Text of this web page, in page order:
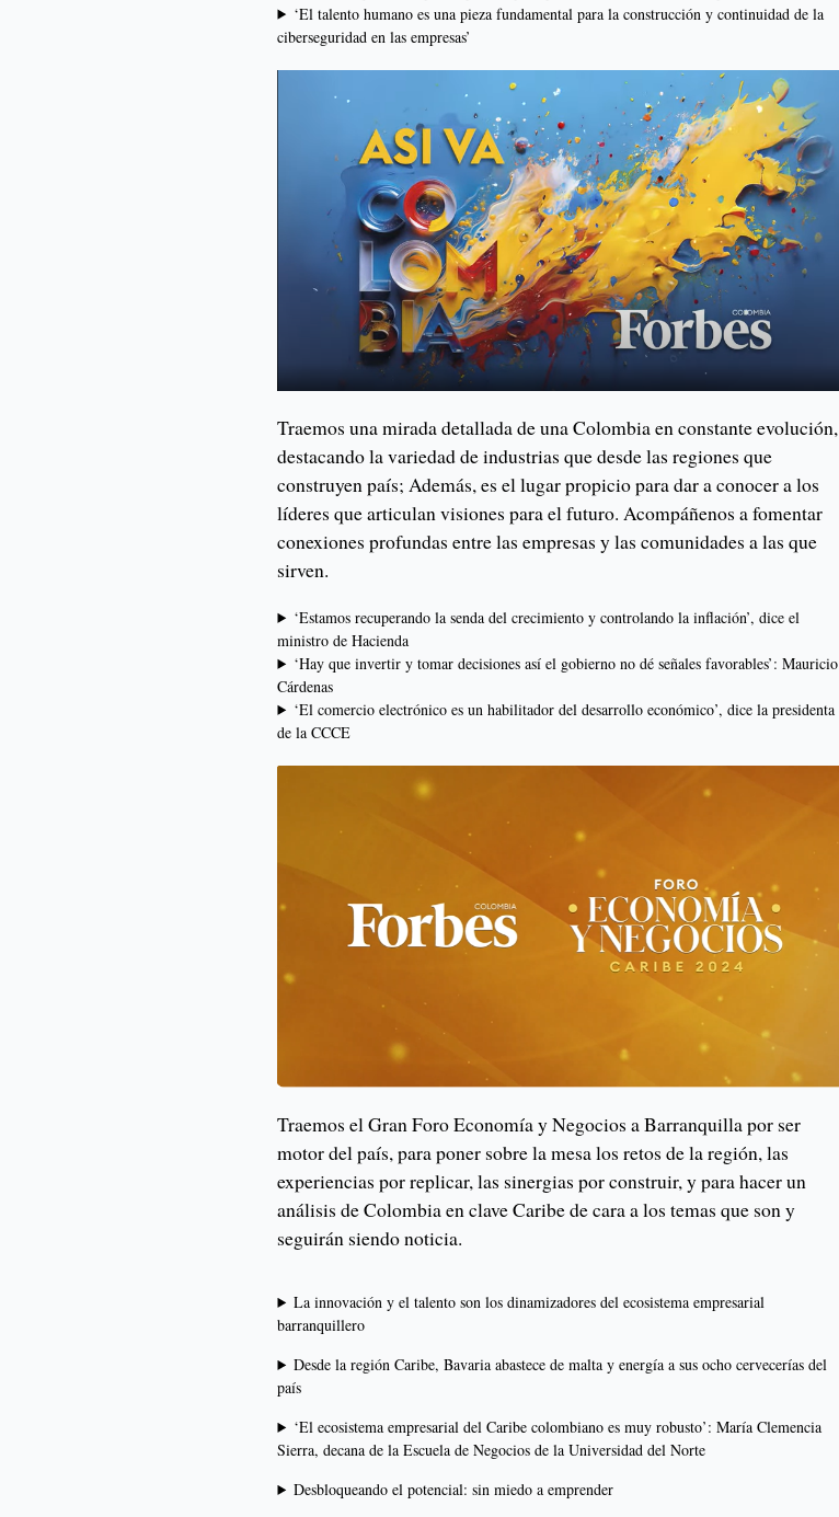
‘El talento humano es una pieza fundamental para la construcción y continuidad de la
ciberseguridad en las empresas’
Traemos una mirada detallada de una Colombia en constante evolución,
destacando la variedad de industrias que desde las regiones que
construyen país; Además, es el lugar propicio para dar a conocer a los
líderes que articulan visiones para el futuro. Acompáñenos a fomentar
conexiones profundas entre las empresas y las comunidades a las que
sirven.
‘Estamos recuperando la senda del crecimiento y controlando la inflación’, dice el
ministro de Hacienda
‘Hay que invertir y tomar decisiones así el gobierno no dé señales favorables’: Mauricio
Cárdenas
‘El comercio electrónico es un habilitador del desarrollo económico’, dice la presidenta
de la CCCE
Traemos el Gran Foro Economía y Negocios a Barranquilla por ser
motor del país, para poner sobre la mesa los retos de la región, las
experiencias por replicar, las sinergias por construir, y para hacer un
análisis de Colombia en clave Caribe de cara a los temas que son y
seguirán siendo noticia.
La innovación y el talento son los dinamizadores del ecosistema empresarial
barranquillero
Desde la región Caribe, Bavaria abastece de malta y energía a sus ocho cervecerías del
país
‘El ecosistema empresarial del Caribe colombiano es muy robusto’: María Clemencia
Sierra, decana de la Escuela de Negocios de la Universidad del Norte
Desbloqueando el potencial: sin miedo a emprender